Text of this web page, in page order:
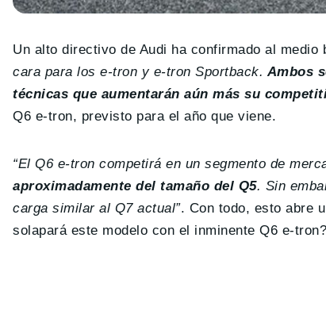
Un alto directivo de Audi ha confirmado al
cara para los e-tron y e-tron Sportback. Ambos
técnicas que aumentarán aún más su
Q6 e-tron, previsto para el año que viene.
“El Q6 e-tron competirá en un segmento de
aproximadamente del tamaño del Q5. Sin
carga similar al Q7 actual”. Con todo, esto abre
solapará este modelo con el inminente Q6 e-tron?